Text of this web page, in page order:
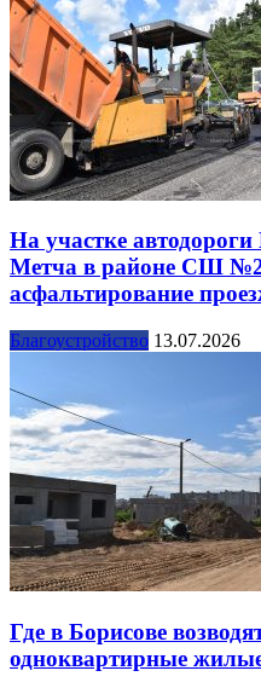
На участке
Метча в районе СШ
асфальтирование
Благоустройство 13.07.2026
Где в Борисове
одноквартирные